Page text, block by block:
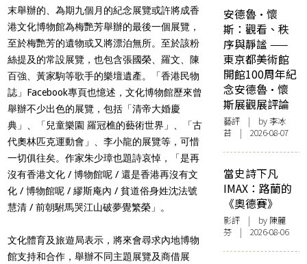
末舉辦的、為期九個月的紀念展覽或許將成香
港文化博物館為梅艷芳舉辦的最後一個展覽，
至於梅艷芳的遺物或又將漂泊無所。至於該粉
絲提及的常設展覽，也包含張國榮、羅文、陳
百強、黃家駒等歌手的樂壇遺產。「香港民物
誌」Facebook專頁也憶述，文化博物館歷來曾
舉辦不少出色的展覽，包括「清帝大婚慶
典」、「兒童樂園 羅冠樵的藝術世界」、「古
代奧林匹克運動會」、李小龍的展覽等，可惜
一切俱往矣。作家朱少璋也題詩哀悼，「是再
沒有香港文化 / 博物館呢 / 還是香港再沒有文
化 / 博物館呢 / 繆斯庵內 / 貧道俗身姓沈法號
慧清 / 前朝駙馬哭江山破夢覺繁榮」。
文化體育及旅遊局表示，將來會尋求內地博物
館支持和合作，舉辦不同主題展覽及商借展
安德魯·懷
斯：觀看、秩
序與靜謐 ——
東京都美術館
開館100周年紀
念安德魯·懷
斯展觀展評論
藝評 | by 李冰
苔 | 2026-08-07
當史詩下凡
IMAX：路蘭的
《奧德賽》
影評 | by 陳麗
芬 | 2026-08-06